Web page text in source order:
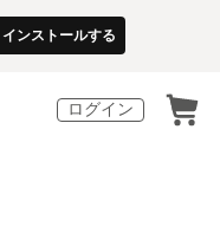
インストールする
ログイン